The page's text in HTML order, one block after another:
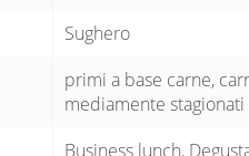
Sughero
primi a base carne,
mediamente stagionati
Business lunch,